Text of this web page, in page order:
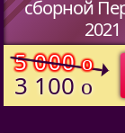
сборной
2021
(Код:)
5 000o
3 100 o